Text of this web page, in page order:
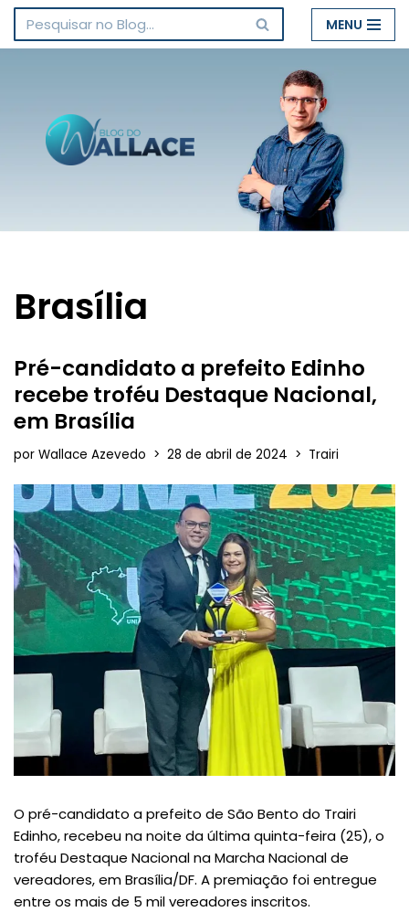
Pular
conteúdo
MENU
Brasília
Pré-candidato a prefeito Edinho
recebe troféu Destaque Nacional,
em Brasília
por Wallace Azevedo 28 de abril de 2024 Trairi
O pré-candidato a prefeito de São Bento do Trairi
Edinho, recebeu na noite da última quinta-feira (25), o
troféu Destaque Nacional na Marcha Nacional de
vereadores, em Brasília/DF. A premiação foi entregue
entre os mais de 5 mil vereadores inscritos.